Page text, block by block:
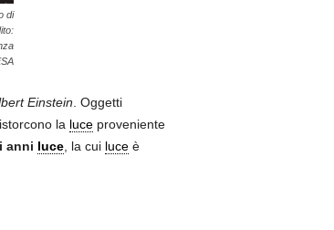
di
Einstein . Oggetti
la luceproveniente
anni luce, la cui luceè